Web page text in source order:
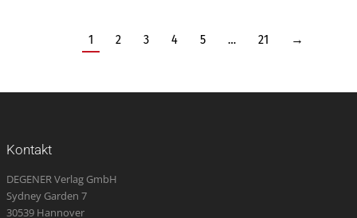
1 2 3 4 5 … 21 →
Kontakt
DEGENER Verlag GmbH
Sydney Garden 7
30539 Hannover